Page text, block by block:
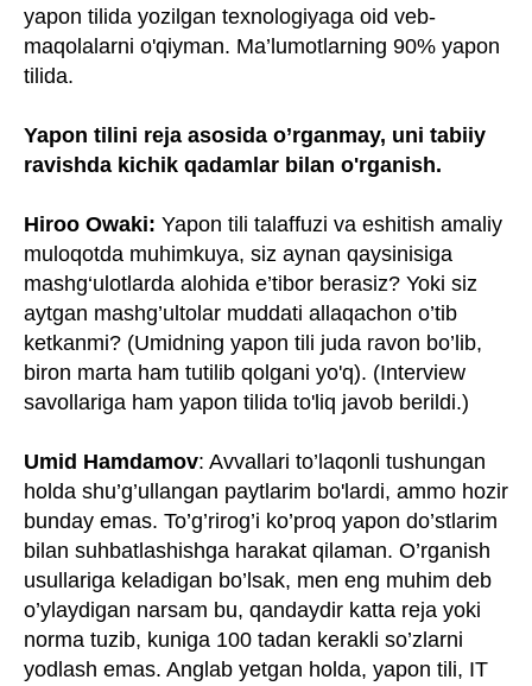
yapon tilida yozilgan texnologiyaga oid veb-
maqolalarni o'qiyman. Ma’lumotlarning 90% yapon
tilida.
Yapon tilini reja asosida o’rganmay, uni tabiiy
ravishda kichik qadamlar bilan o'rganish.
Hiroo Owaki: Yapon tili talaffuzi va eshitish amaliy
muloqotda muhimkuya, siz aynan qaysinisiga
mashg‘ulotlarda alohida e’tibor berasiz? Yoki siz
aytgan mashg’ultolar muddati allaqachon o’tib
ketkanmi? (Umidning yapon tili juda ravon bo’lib,
biron marta ham tutilib qolgani yo'q). (Interview
savollariga ham yapon tilida to'liq javob berildi.)
Umid Hamdamov: Avvallari to’laqonli tushungan
holda shu’g’ullangan paytlarim bo'lardi, ammo hozir
bunday emas. To’g’rirog’i ko’proq yapon do’stlarim
bilan suhbatlashishga harakat qilaman. O’rganish
usullariga keladigan bo’lsak, men eng muhim deb
o’ylaydigan narsam bu, qandaydir katta reja yoki
norma tuzib, kuniga 100 tadan kerakli so’zlarni
yodlash emas. Anglab yetgan holda, yapon tili, IT